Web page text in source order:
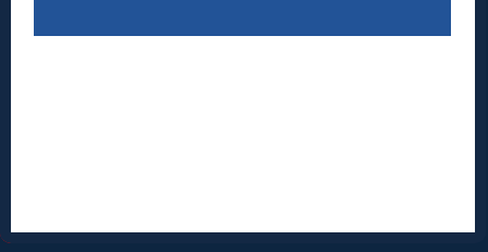
(telefontid man-fredag klokken 10-13)
Lørdag:
11-16